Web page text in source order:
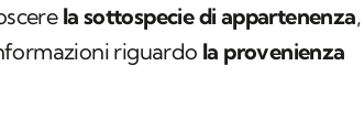
la sottospecie di appartenenza,
riguardo la provenienza